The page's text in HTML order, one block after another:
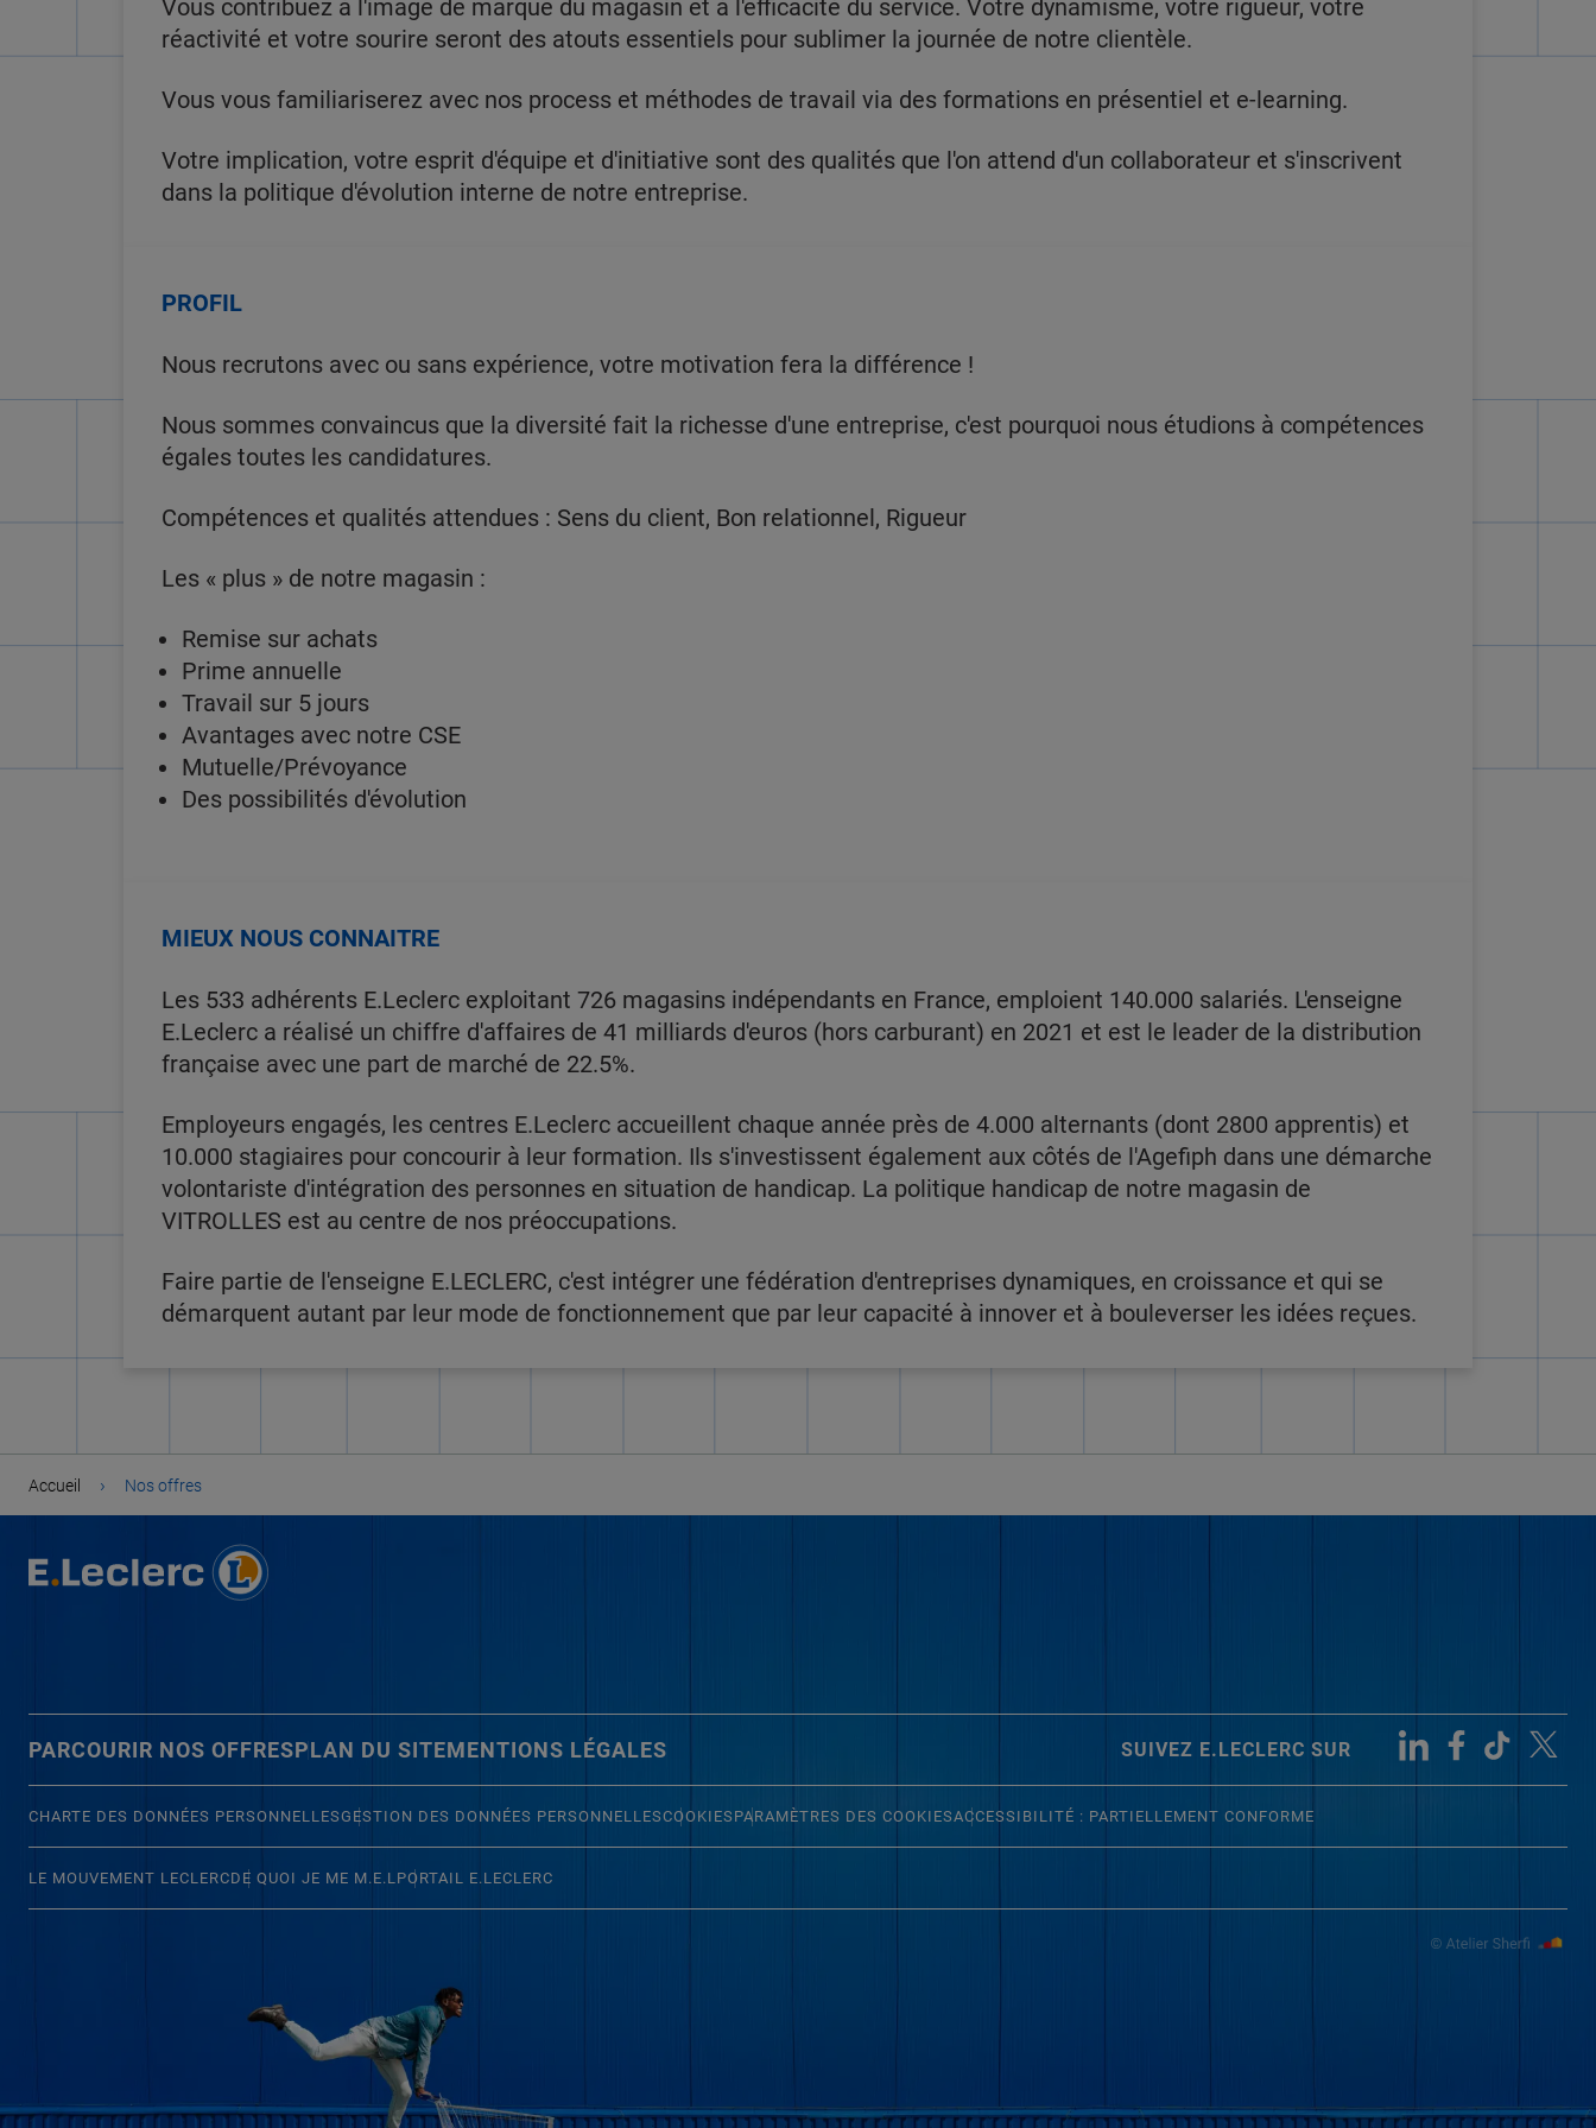
Vous contribuez à l'image de marque du magasin et à l'efficacité du service. Votre dynamisme, votre rigueur, votre
réactivité et votre sourire seront des atouts essentiels pour sublimer la journée de notre clientèle.
Vous vous familiariserez avec nos process et méthodes de travail via des formations en présentiel et e-learning.
Votre implication, votre esprit d'équipe et d'initiative sont des qualités que l'on attend d'un collaborateur et s'inscrivent
dans la politique d'évolution interne de notre entreprise.
PROFIL
Nous recrutons avec ou sans expérience, votre motivation fera la différence !
Nous sommes convaincus que la diversité fait la richesse d'une entreprise, c'est pourquoi nous étudions à compétences
égales toutes les candidatures.
Compétences et qualités attendues : Sens du client, Bon relationnel, Rigueur
Les « plus » de notre magasin :
Remise sur achats
Prime annuelle
Travail sur 5 jours
Avantages avec notre CSE
Mutuelle/Prévoyance
Des possibilités d'évolution
MIEUX NOUS CONNAITRE
Les 533 adhérents E.Leclerc exploitant 726 magasins indépendants en France, emploient 140.000 salariés. L'enseigne
E.Leclerc a réalisé un chiffre d'affaires de 41 milliards d'euros (hors carburant) en 2021 et est le leader de la distribution
française avec une part de marché de 22.5%.
Employeurs engagés, les centres E.Leclerc accueillent chaque année près de 4.000 alternants (dont 2800 apprentis) et
10.000 stagiaires pour concourir à leur formation. Ils s'investissent également aux côtés de l'Agefiph dans une démarche
volontariste d'intégration des personnes en situation de handicap. La politique handicap de notre magasin de
VITROLLES est au centre de nos préoccupations.
Faire partie de l'enseigne E.LECLERC, c'est intégrer une fédération d'entreprises dynamiques, en croissance et qui se
démarquent autant par leur mode de fonctionnement que par leur capacité à innover et à bouleverser les idées reçues.
Accueil › Nos offres
PARCOURIR NOS OFFRESPLAN DU SITEMENTIONS LÉGALES SUIVEZ E.LECLERC SUR
CHARTE DES DONNÉES PERSONNELLESGESTION DES DONNÉES PERSONNELLESCOOKIES PARAMÈTRES DES COOKIESACCESSIBILITÉ : PARTIELLEMENT CONFORME
LE MOUVEMENT LECLERCDE QUOI JE ME M.E.LPORTAIL E.LECLERC